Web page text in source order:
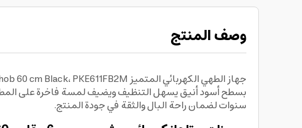
وصف المنتج
سنوات لضمان راحة البال والثقة في جودة المنتج.